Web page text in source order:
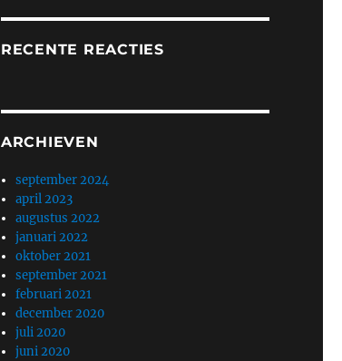
RECENTE REACTIES
ARCHIEVEN
september 2024
april 2023
augustus 2022
januari 2022
oktober 2021
september 2021
februari 2021
december 2020
juli 2020
juni 2020